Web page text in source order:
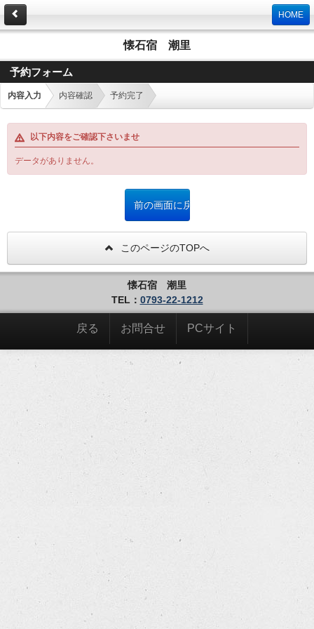
HOME
懐石宿 潮里
予約フォーム
内容入力 内容確認 予約完了
以下内容をご確認下さいませ
データがありません。
このページのTOPへ
懐石宿 潮里
TEL： 0793-22-1212
戻る お問合せ PCサイト